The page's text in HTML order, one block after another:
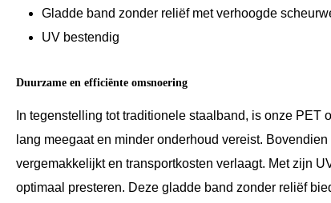
Gladde band zonder reliëf met verhoogde
UV bestendig
Duurzame en efficiënte omsnoering
In tegenstelling tot traditionele staalband, is onze
lang meegaat en minder onderhoud vereist.
vergemakkelijkt en transportkosten verlaagt. Met zijn
optimaal presteren. Deze gladde band zonder reliëf